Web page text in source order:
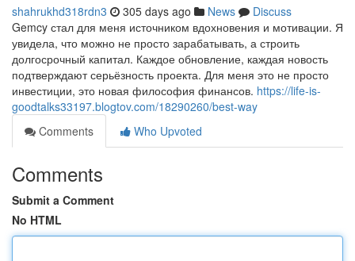
shahrukhd318rdn3 305 days ago News
Discuss
Gemcy стал для меня источником вдохновения и мотивации. Я
увидела, что можно не просто зарабатывать, а строить
долгосрочный капитал. Каждое обновление, каждая новость
подтверждают серьёзность проекта. Для меня это не просто
инвестиции, это новая философия финансов. https://life-is-
goodtalks33197.blogtov.com/18290260/best-way
Comments
Who Upvoted
Comments
Submit a Comment
No HTML